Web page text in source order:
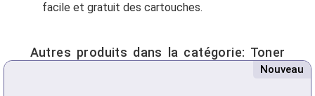
facile et gratuit des cartouches.
Autres produits dans la catégorie: Toner
Nouveau